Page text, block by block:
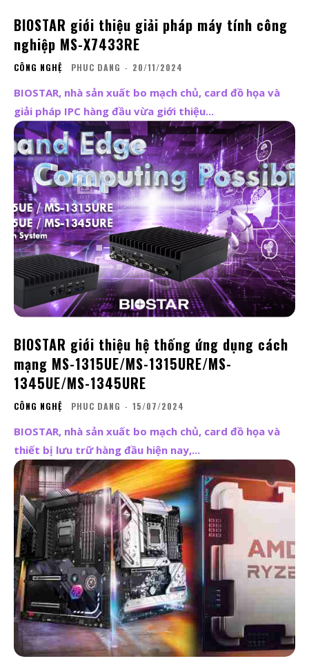
BIOSTAR giới thiệu giải pháp máy tính công
nghiệp MS-X7433RE
CÔNG NGHỆ PHUC DANG - 20/11/2024
BIOSTAR, nhà sản xuất bo mạch chủ, card đồ họa và
giải pháp IPC hàng đầu vừa giới thiệu...
BIOSTAR giới thiệu hệ thống ứng dụng cách
mạng MS-1315UE/MS-1315URE/MS-
1345UE/MS-1345URE
CÔNG NGHỆ PHUC DANG - 15/07/2024
BIOSTAR, nhà sản xuất bo mạch chủ, card đồ họa và
thiết bị lưu trữ hàng đầu hiện nay,...